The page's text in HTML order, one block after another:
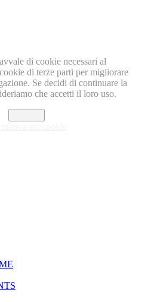
di cookie necessari al
di terze parti per migliorare
Se decidi di continuare la
che accetti il loro uso.